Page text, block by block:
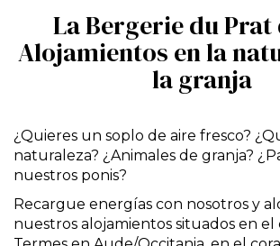
La Bergerie du Prat
Alojamientos en la
la granja
¿Quieres un soplo de aire fresco?
naturaleza? ¿Animales de granja?
nuestros ponis?
Recargue energías con nosotros y
nuestros alojamientos situados en el